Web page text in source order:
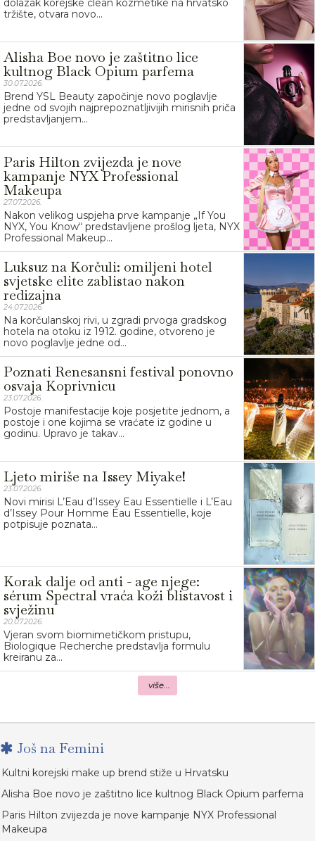
dolazak korejske clean kozmetike na hrvatsko
tržište, otvara novo...
Alisha Boe novo je zaštitno lice
kultnog Black Opium parfema
30.07.2026.
Brend YSL Beauty započinje novo poglavlje
jedne od svojih najprepoznatljivijih mirisnih priča
predstavljanjem...
Paris Hilton zvijezda je nove
kampanje NYX Professional
Makeupa
27.07.2026.
Nakon velikog uspjeha prve kampanje „If You
NYX, You Know“ predstavljene prošlog ljeta, NYX
Professional Makeup...
Luksuz na Korčuli: omiljeni hotel
svjetske elite zablistao nakon
redizajna
24.07.2026.
Na korčulanskoj rivi, u zgradi prvoga gradskog
hotela na otoku iz 1912. godine, otvoreno je
novo poglavlje jedne od...
Poznati Renesansni festival ponovno
osvaja Koprivnicu
23.07.2026.
Postoje manifestacije koje posjetite jednom, a
postoje i one kojima se vraćate iz godine u
godinu. Upravo je takav...
Ljeto miriše na Issey Miyake!
23.07.2026.
Novi mirisi L’Eau d’Issey Eau Essentielle i L’Eau
d’Issey Pour Homme Eau Essentielle, koje
potpisuje poznata...
Korak dalje od anti - age njege:
sérum Spectral vraća koži blistavost i
svježinu
20.07.2026.
Vjeran svom biomimetičkom pristupu,
Biologique Recherche predstavlja formulu
kreiranu za...
više...
Još na Femini
Kultni korejski make up brend stiže u Hrvatsku
Alisha Boe novo je zaštitno lice kultnog Black Opium parfema
Paris Hilton zvijezda je nove kampanje NYX Professional
Makeupa